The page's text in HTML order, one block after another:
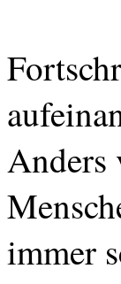
Anders
immer